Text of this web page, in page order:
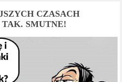
CZASACH
SMUTNE!